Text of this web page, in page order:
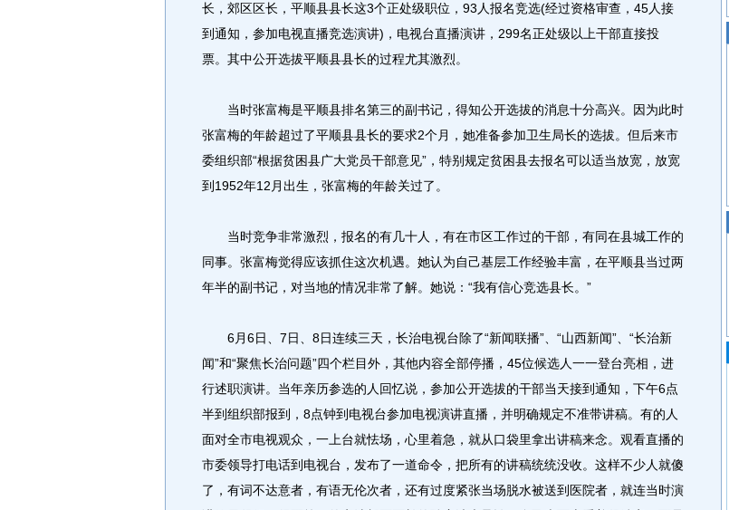
长，郊区区长，平顺县县长这3个正处级职位，93人报名竞选(经过资格审查，45人接
到通知，参加电视直播竞选演讲)，电视台直播演讲，299名正处级以上干部直接投
票。其中公开选拔平顺县县长的过程尤其激烈。
当时张富梅是平顺县排名第三的副书记，得知公开选拔的消息十分高兴。因为此时
张富梅的年龄超过了平顺县县长的要求2个月，她准备参加卫生局长的选拔。但后来市
委组织部“根据贫困县广大党员干部意见”，特别规定贫困县去报名可以适当放宽，放宽
到1952年12月出生，张富梅的年龄关过了。
当时竞争非常激烈，报名的有几十人，有在市区工作过的干部，有同在县城工作的
同事。张富梅觉得应该抓住这次机遇。她认为自己基层工作经验丰富，在平顺县当过两
年半的副书记，对当地的情况非常了解。她说：“我有信心竞选县长。”
6月6日、7日、8日连续三天，长治电视台除了“新闻联播”、“山西新闻”、“长治新
闻”和“聚焦长治问题”四个栏目外，其他内容全部停播，45位候选人一一登台亮相，进
行述职演讲。当年亲历参选的人回忆说，参加公开选拔的干部当天接到通知，下午6点
半到组织部报到，8点钟到电视台参加电视演讲直播，并明确规定不准带讲稿。有的人
面对全市电视观众，一上台就怯场，心里着急，就从口袋里拿出讲稿来念。观看直播的
市委领导打电话到电视台，发布了一道命令，把所有的讲稿统统没收。这样不少人就傻
了，有词不达意者，有语无伦次者，还有过度紧张当场脱水被送到医院者，就连当时演